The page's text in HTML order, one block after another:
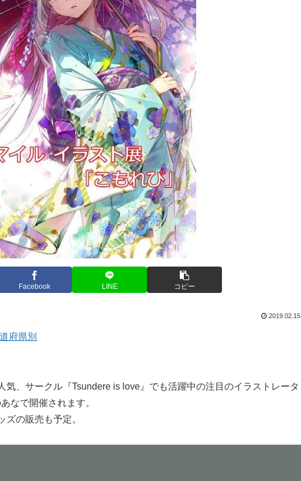
Facebook LINE コピー
2019.02.15
府県別
気、サークル『Tsundere is love』でも活躍中の注目のイラストレータ
なで開催されます。
の販売も予定。